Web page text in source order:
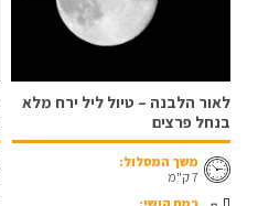
לאור הלבנה – טיול ליל ירח מלא
בנחל פרצים
משך המסלול:
7 ק"מ